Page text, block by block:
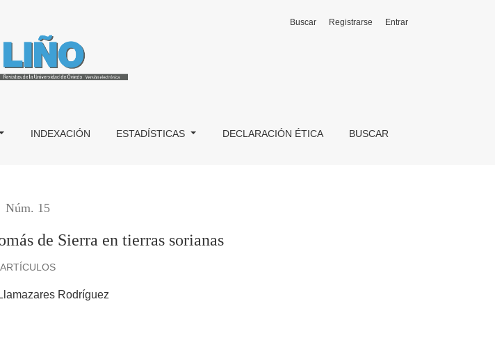
INDEXACIÓN ESTADÍSTICAS DECLARACIÓN ÉTICA BUSCAR
Buscar Registrarse Entrar
Núm. 15
de Sierra en tierras sorianas
ARTÍCULOS
Rodríguez